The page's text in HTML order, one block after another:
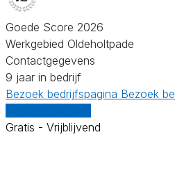
Goede Score 2026
Werkgebied Oldeholtpade
Contactgegevens
9 jaar in bedrijf
Bezoek bedrijfspagina Bezoek
Gratis - Vrijblijvend